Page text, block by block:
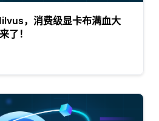
，消费级显卡布满血大
了！